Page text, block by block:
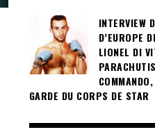
INTERVIEW
D’EUROPE
LIONEL DI
GARDE DU CORPS DE STAR